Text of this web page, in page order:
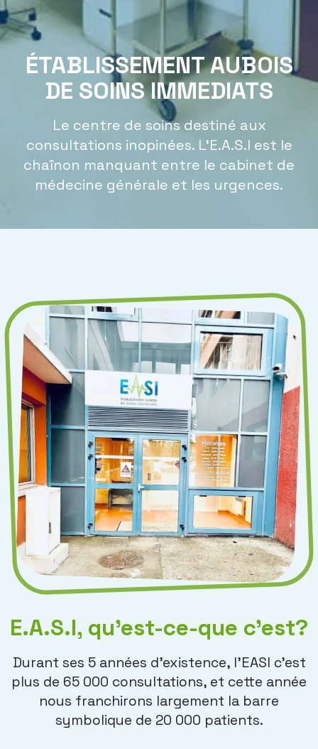
ÉTABLISSEMENT AUBOIS
DE SOINS IMMEDIATS
Le centre de soins destiné aux
consultations inopinées. L'E.A.S.I est le
chaînon manquant entre le cabinet de
médecine générale et les urgences.
E.A.S.I, qu'est-ce-que c'est?
Durant ses 5 années d’existence, l’EASI c’est
plus de 65 000 consultations, et cette année
nous franchirons largement la barre
symbolique de 20 000 patients.